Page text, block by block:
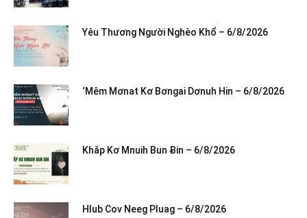
Yêu Thương Người Nghèo Khổ – 6/8/2026
‘Mêm Mơnat Kơ Bơngai Dơnuh Hin – 6/8/2026
Khăp Kơ Mnuih Bun Ƀin – 6/8/2026
Hlub Cov Neeg Pluag – 6/8/2026